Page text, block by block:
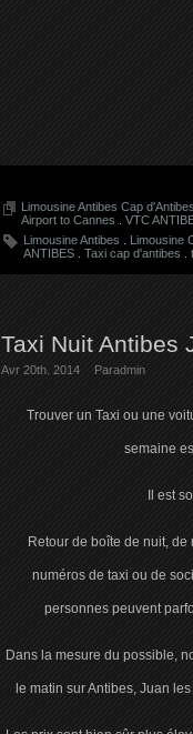
Limousine Antibes Cap d'Antibes
Airport to Cannes
VTC
Limousine Antibes
Limousine
ANTIBES
Taxi cap d'antibes
Taxi Nuit Antibes
Avr 20th. 2014 Paradmin
Trouver un Taxi ou une
semaine
Il est
Retour de boîte de nuit,
numéros de taxi ou de
personnes peuvent
Dans la mesure du possible,
le matin sur Antibes, Juan